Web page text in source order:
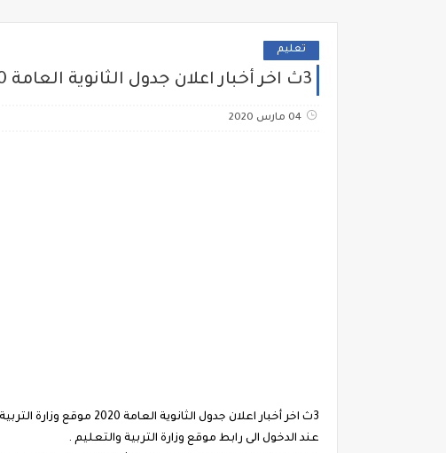
تعليم
3ث اخر أخبار اعلان جدول الثانوية العامة 2020 موقع وزارة التربية والتعليم مواعيد الامتحانات فى جدول تالتة ثانوي المقترح
04 مارس 2020
3ث اخر أخبار اعلان
عند الدخول الى رابط موقع وزارة التربية والتعليم .